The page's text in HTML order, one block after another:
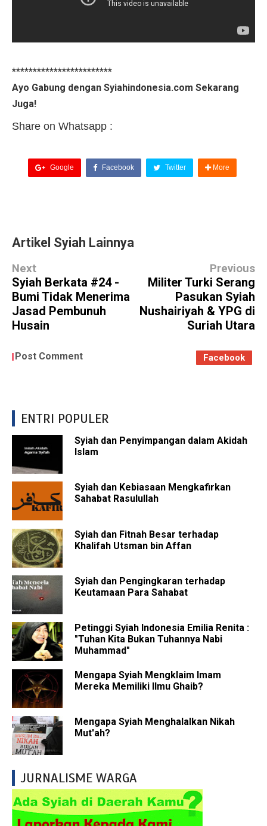
************************
Ayo Gabung dengan Syiahindonesia.com Sekarang
Juga!
Share on Whatsapp :
Google Facebook Twitter More
Artikel Syiah Lainnya
Next
Syiah Berkata #24 -
Bumi Tidak Menerima
Jasad Pembunuh
Husain
Previous
Militer Turki Serang
Pasukan Syiah
Nushairiyah & YPG di
Suriah Utara
Post Comment Facebook
ENTRI POPULER
Syiah dan Penyimpangan dalam Akidah
Islam
Syiah dan Kebiasaan Mengkafirkan
Sahabat Rasulullah
Syiah dan Fitnah Besar terhadap
Khalifah Utsman bin Affan
Syiah dan Pengingkaran terhadap
Keutamaan Para Sahabat
Petinggi Syiah Indonesia Emilia Renita :
"Tuhan Kita Bukan Tuhannya Nabi
Muhammad"
Mengapa Syiah Mengklaim Imam
Mereka Memiliki Ilmu Ghaib?
Mengapa Syiah Menghalalkan Nikah
Mut'ah?
JURNALISME WARGA